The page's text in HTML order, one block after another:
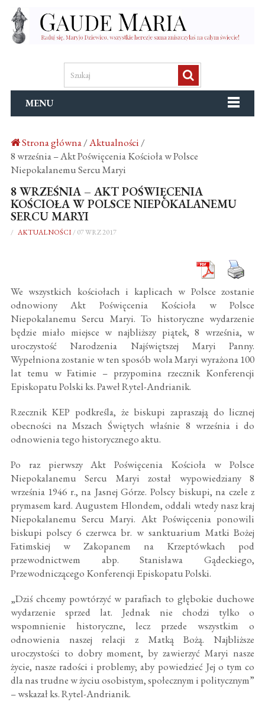
MENU
Strona główna/Aktualności /
8 września – Akt Poświęcenia Kościoła w Polsce
Niepokalanemu Sercu Maryi
8 WRZEŚNIA – AKT POŚWIĘCENIA
KOŚCIOŁA W POLSCE NIEPOKALANEMU
SERCU MARYI
/ AKTUALNOŚCI / 07 WRZ 2017
We wszystkich kościołach i kaplicach w Polsce zostanie
odnowiony Akt Poświęcenia Kościoła w Polsce
Niepokalanemu Sercu Maryi. To historyczne wydarzenie
będzie miało miejsce w najbliższy piątek, 8 września, w
uroczystość Narodzenia Najświętszej Maryi Panny.
Wypełniona zostanie w ten sposób wola Maryi wyrażona 100
lat temu w Fatimie – przypomina rzecznik Konferencji
Episkopatu Polski ks. Paweł Rytel-Andrianik.
Rzecznik KEP podkreśla, że biskupi zapraszają do licznej
obecności na Mszach Świętych właśnie 8 września i do
odnowienia tego historycznego aktu.
Po raz pierwszy Akt Poświęcenia Kościoła w Polsce
Niepokalanemu Sercu Maryi został wypowiedziany 8
września 1946 r., na Jasnej Górze. Polscy biskupi, na czele z
prymasem kard. Augustem Hlondem, oddali wtedy nasz kraj
Niepokalanemu Sercu Maryi. Akt Poświęcenia ponowili
biskupi polscy 6 czerwca br. w sanktuarium Matki Bożej
Fatimskiej w Zakopanem na Krzeptówkach pod
przewodnictwem abp. Stanisława Gądeckiego,
Przewodniczącego Konferencji Episkopatu Polski.
„Dziś chcemy powtórzyć w parafiach to głębokie duchowe
wydarzenie sprzed lat. Jednak nie chodzi tylko o
wspomnienie historyczne, lecz przede wszystkim o
odnowienia naszej relacji z Matką Bożą. Najbliższe
uroczystości to dobry moment, by zawierzyć Maryi nasze
życie, nasze radości i problemy; aby powiedzieć Jej o tym co
dla nas trudne w życiu osobistym, społecznym i politycznym”
– wskazał ks. Rytel-Andrianik.